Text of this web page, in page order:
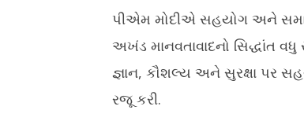
November
22, 2025
પીએમ મોદીએ સહયોગ અને
અખંડ માનવતાવાદનો સિદ્ધાંત
જ્ઞાન, કૌશલ્ય અને સુરક્ષા પર
રજૂ કરી.